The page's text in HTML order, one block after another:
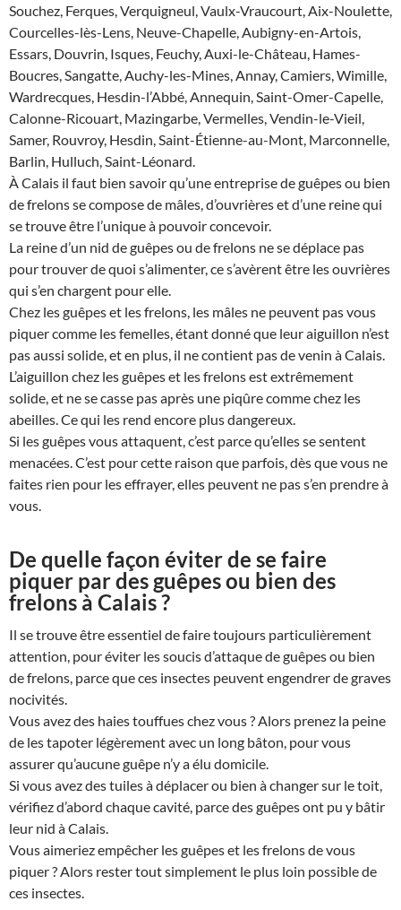
Souchez, Ferques, Verquigneul, Vaulx-Vraucourt, Aix-Noulette,
Courcelles-lès-Lens, Neuve-Chapelle, Aubigny-en-Artois,
Essars, Douvrin, Isques, Feuchy, Auxi-le-Château, Hames-
Boucres, Sangatte, Auchy-les-Mines, Annay, Camiers, Wimille,
Wardrecques, Hesdin-l’Abbé, Annequin, Saint-Omer-Capelle,
Calonne-Ricouart, Mazingarbe, Vermelles, Vendin-le-Vieil,
Samer, Rouvroy, Hesdin, Saint-Étienne-au-Mont, Marconnelle,
Barlin, Hulluch, Saint-Léonard.
À Calais il faut bien savoir qu’une entreprise de guêpes ou bien
de frelons se compose de mâles, d’ouvrières et d’une reine qui
se trouve être l’unique à pouvoir concevoir.
La reine d’un nid de guêpes ou de frelons ne se déplace pas
pour trouver de quoi s’alimenter, ce s’avèrent être les ouvrières
qui s’en chargent pour elle.
Chez les guêpes et les frelons, les mâles ne peuvent pas vous
piquer comme les femelles, étant donné que leur aiguillon n’est
pas aussi solide, et en plus, il ne contient pas de venin à Calais.
L’aiguillon chez les guêpes et les frelons est extrêmement
solide, et ne se casse pas après une piqûre comme chez les
abeilles. Ce qui les rend encore plus dangereux.
Si les guêpes vous attaquent, c’est parce qu’elles se sentent
menacées. C’est pour cette raison que parfois, dès que vous ne
faites rien pour les effrayer, elles peuvent ne pas s’en prendre à
vous.
De quelle façon éviter de se faire
piquer par des guêpes ou bien des
frelons à Calais ?
Il se trouve être essentiel de faire toujours particulièrement
attention, pour éviter les soucis d’attaque de guêpes ou bien
de frelons, parce que ces insectes peuvent engendrer de graves
nocivités.
Vous avez des haies touffues chez vous ? Alors prenez la peine
de les tapoter légèrement avec un long bâton, pour vous
assurer qu’aucune guêpe n’y a élu domicile.
Si vous avez des tuiles à déplacer ou bien à changer sur le toit,
vérifiez d’abord chaque cavité, parce des guêpes ont pu y bâtir
leur nid à Calais.
Vous aimeriez empêcher les guêpes et les frelons de vous
piquer ? Alors rester tout simplement le plus loin possible de
ces insectes.